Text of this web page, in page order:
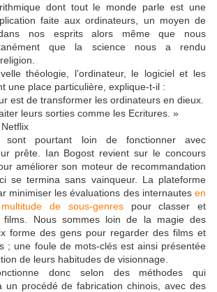
dont tout le monde parle est une
faite aux ordinateurs, un moyen de
nos esprits alors même que nous
que la science nous a rendu
théologie, l’ordinateur, le logiciel et les
une place particulière, explique-t-il :
est de transformer les ordinateurs en dieux.
leurs sorties comme les Ecritures. »
sont pourtant loin de fonctionner avec
prête. Ian Bogost revient sur le concours
améliorer son moteur de recommandation
se termina sans vainqueur. La plateforme
minimiser les évaluations des internautes en
de sous-genrespour classer et
films. Nous sommes loin de la magie des
forme des gens pour regarder des films et
; une foule de mots-clés est ainsi présentée
de leurs habitudes de visionnage.
donc selon des méthodes qui
un procédé de fabrication chinois, avec des